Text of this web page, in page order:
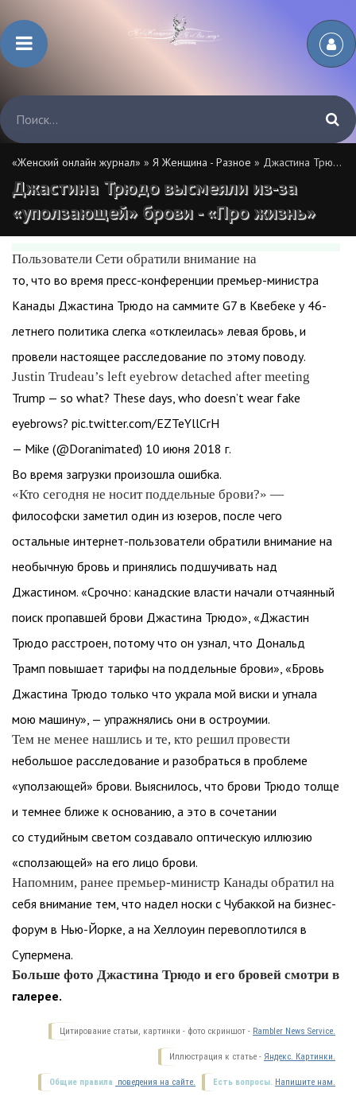
«Женский онлайн журнал» » Я Женщина - Разное » Джастина Трюдо высмеяли из-за «уползающей» брови - «Про жизнь»
Джастина Трюдо высмеяли из-за
«уползающей» брови - «Про жизнь»
Пользователи Сети обратили внимание на
то, что во время пресс-конференции премьер-министра
Канады Джастина Трюдо на саммите G7 в Квебеке у 46-
летнего политика слегка «отклеилась» левая бровь, и
провели настоящее расследование по этому поводу.
Justin Trudeau’s left eyebrow detached after meeting
Trump — so what? These days, who doesn’t wear fake
eyebrows? pic.twitter.com/EZTeYllCrH
— Mike (@Doranimated) 10 июня 2018 г.
Во время загрузки произошла ошибка.
«Кто сегодня не носит поддельные брови?» —
философски заметил один из юзеров, после чего
остальные интернет-пользователи обратили внимание на
необычную бровь и принялись подшучивать над
Джастином. «Срочно: канадские власти начали отчаянный
поиск пропавшей брови Джастина Трюдо», «Джастин
Трюдо расстроен, потому что он узнал, что Дональд
Трамп повышает тарифы на поддельные брови», «Бровь
Джастина Трюдо только что украла мой виски и угнала
мою машину», — упражнялись они в остроумии.
Тем не менее нашлись и те, кто решил провести
небольшое расследование и разобраться в проблеме
«уползающей» брови. Выяснилось, что брови Трюдо толще
и темнее ближе к основанию, а это в сочетании
со студийным светом создавало оптическую иллюзию
«сползающей» на его лицо брови.
Напомним, ранее премьер-министр Канады обратил на
себя внимание тем, что надел носки с Чубаккой на бизнес-
форум в Нью-Йорке, а на Хеллоуин перевоплотился в
Супермена.
Больше фото Джастина Трюдо и его бровей смотри в
галерее.
Цитирование статьи, картинки - фото скриншот - Rambler News Service.
Иллюстрация к статье - Яндекс. Картинки.
Есть вопросы. Напишите нам.
Общие правила поведения на сайте.